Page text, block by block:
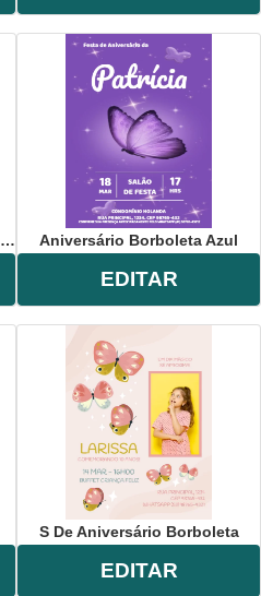
Aniversário Borboleta Azul
EDITAR
S De Aniversário Borboleta
EDITAR